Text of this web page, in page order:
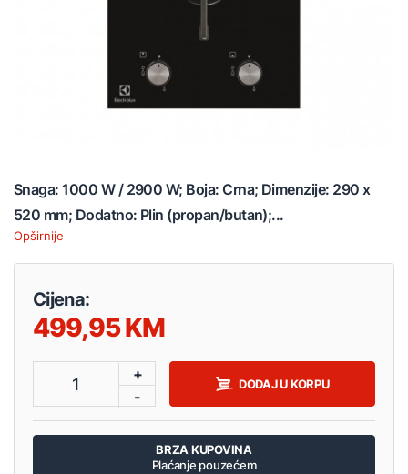
Snaga: 1000 W / 2900 W; Boja: Crna; Dimenzije: 290 x
520 mm; Dodatno: Plin (propan/butan);...
Opširnije
Cijena:
499,95
1
+
-
DODAJ U KORPU
BRZA KUPOVINA
Plaćanje pouzećem